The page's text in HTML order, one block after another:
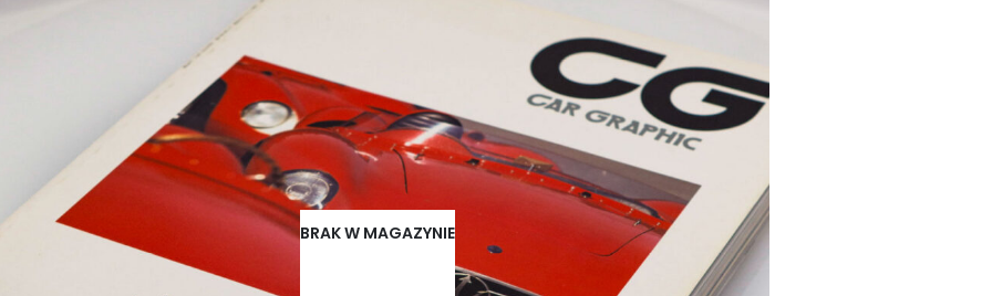
BRAK W MAGAZYNIE